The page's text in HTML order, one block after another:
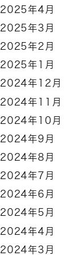
2025年4月
2025年3月
2025年2月
2025年1月
2024年12月
2024年11月
2024年10月
2024年9月
2024年8月
2024年7月
2024年6月
2024年5月
2024年4月
2024年3月